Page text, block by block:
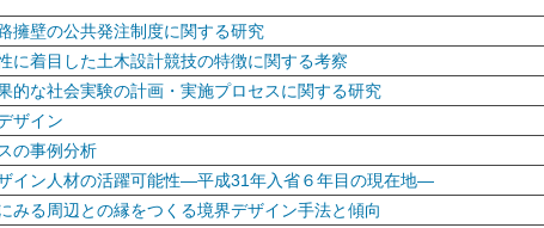
擁壁の公共発注制度に関する研究
に着目した土木設計競技の特徴に関する考察
的な社会実験の計画・実施プロセスに関する研究
ザイン
の事例分析
イン人材の活躍可能性―平成31年入省６年目の現在地―
みる周辺との縁をつくる境界デザイン手法と傾向